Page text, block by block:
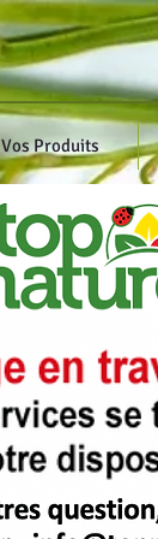
Vos Produits